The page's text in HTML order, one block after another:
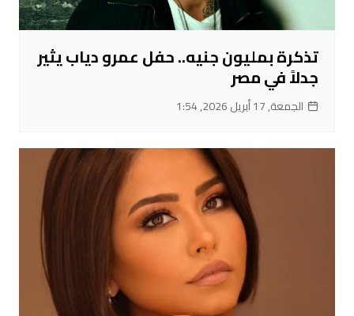
تذكرة بمليون جنيه.. حفل عمرو دياب يثير
جدلاً في مصر
الجمعة, 17 أبريل 2026, 1:54